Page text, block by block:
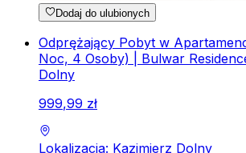
Dodaj do ulubionych
Odprężający Pobyt w
Noc, 4 Osoby) | Bulwar
Dolny
999,99 zł
Lokalizacja: Kazimierz Dolny